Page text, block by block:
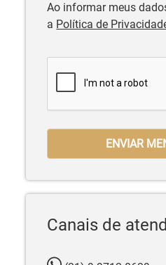
Ao informar meus
a Política de
ENVIAR
Canais de